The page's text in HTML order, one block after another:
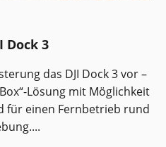
Dock 3
das DJI Dock 3 vor –
Lösung mit Möglichkeit
für einen Fernbetrieb rund